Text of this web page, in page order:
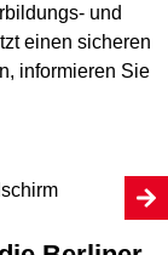
und
einen sicheren
informieren Sie